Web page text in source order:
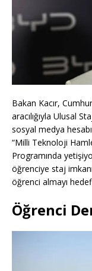
Bakan Kacır,
aracılığıyla Ulusal
sosyal medya
“Milli Teknoloji
Programında
öğrenciye staj
öğrenci almayı
Öğrenci